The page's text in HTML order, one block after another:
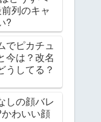
列のキャ
?
でピカチュ
今は？改名
うしてる？
しの顔バレ
わいい顔